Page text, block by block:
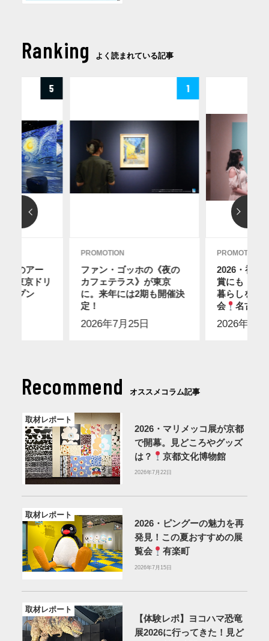
Ranking よく読まれている記事
5
ィのアー
に東京ドリ
ープン
1
PROMOTION
ファン・ゴッホの《夜の
カフェテラス》が東京
に。来年には2期も開催決
定！
2026年7月25日
PROMOTION
2026・初め
賞にも！ス
暮らしを感
会
名古屋
2026年7月
Recommend オススメコラム記事
取材レポート
2026・マリメッコ展が京都
で開幕。見どころやグッズ
は？
京都文化博物館
2026年7月22日
取材レポート
2026・ピングーの魅力を再
発見！この夏おすすめの展
覧会
有楽町
2026年7月15日
取材レポート
【体験レポ】ヨコハマ恐竜
展2026に行ってきた！見ど